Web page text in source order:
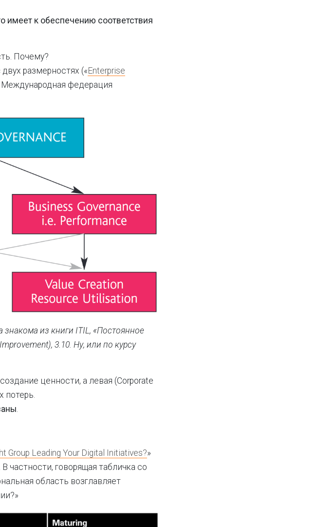
имеет к обеспечению соответствия
Почему?
размерностях («Enterprise
Международная федерация
знакома из книги ITIL, «Постоянное
3.10. Ну, или по курсу
ценности, а левая (Corporate
потерь.
.
Group Leading Your Digital Initiatives?»
частности, говорящая табличка со
область возглавляет